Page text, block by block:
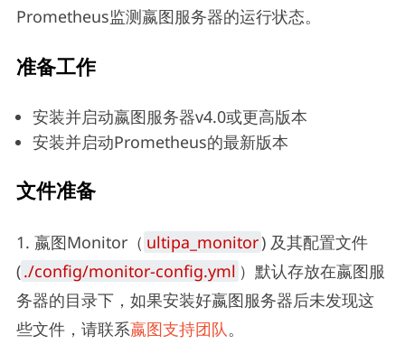
Prometheus监测嬴图服务器的运行状态。
准备工作
安装并启动嬴图服务器v4.0或更高版本
安装并启动Prometheus的最新版本
文件准备
1. 嬴图Monitor（ ultipa_monitor) 及其配置文件
(./config/monitor-config.yml ）默认存放在嬴图服
务器的目录下，如果安装好嬴图服务器后未发现这
些文件，请联系嬴图支持团队。